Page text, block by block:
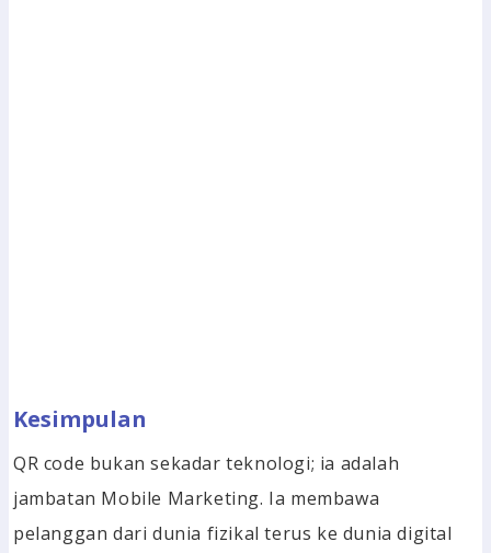
Kesimpulan
QR code bukan sekadar teknologi; ia adalah
jambatan Mobile Marketing. Ia membawa
pelanggan dari dunia fizikal terus ke dunia digital